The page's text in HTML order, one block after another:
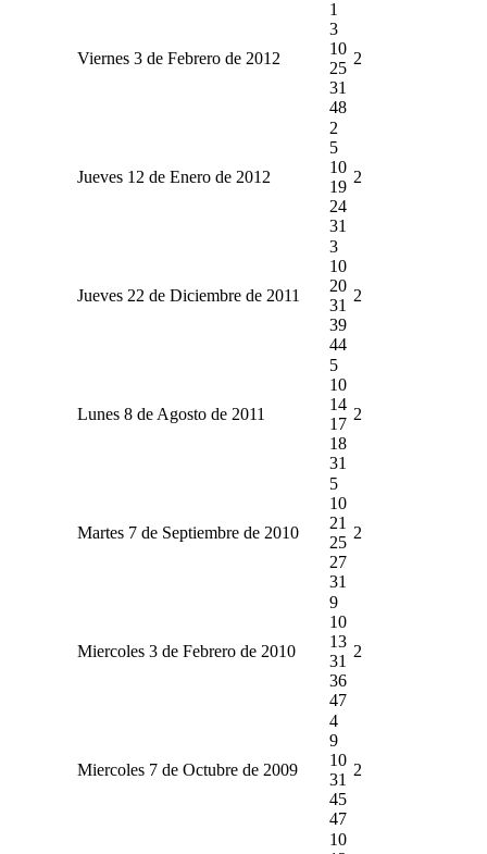
Viernes 3 de Febrero de 2012
1
3
10
25
31
48
2
Jueves 12 de Enero de 2012
2
5
10
19
24
31
2
Jueves 22 de Diciembre de 2011
3
10
20
31
39
44
2
Lunes 8 de Agosto de 2011
5
10
14
17
18
31
2
Martes 7 de Septiembre de 2010
5
10
21
25
27
31
2
Miercoles 3 de Febrero de 2010
9
10
13
31
36
47
2
Miercoles 7 de Octubre de 2009
4
9
10
31
45
47
2
10